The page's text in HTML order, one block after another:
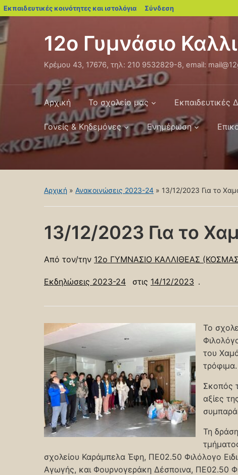
Εκπαιδευτικές κοινότητες και ιστολόγια blogs.sch.gr
Σύνδεση
12ο Γυμνάσιο
Κρέμου 43, 17676, τηλ: 210 9532829-8, email:
Αρχική Το σχολείο μας Εκπαιδευτικές
Γονείς & Κηδεμόνες Ενημέρωση
Αρχική » Ανακοινώσεις 2023-24 » 13/12/2023 Για το
13/12/2023 Για το
Από τον/την 12ο ΓΥΜΝΑΣΙΟ ΚΑΛΛΙΘΕΑΣ
Εκδηλώσεις 2023-24 στις 14/12/2023 .
Το
του
τρόφιμα.
Σκοπός
αξίες
Τη
σχολείου Καράμπελα Έφη, ΠΕ02.50 Φιλόλογο
Αγωγής, και Φουρνογεράκη Δέσποινα, ΠΕ02.50